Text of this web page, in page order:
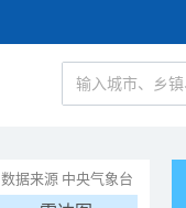
数据来源 中央气象台